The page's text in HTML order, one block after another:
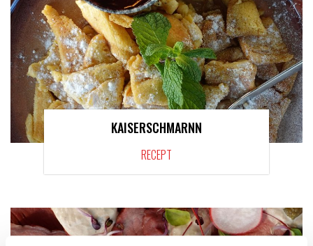
KAISERSCHMARNN
RECEPT